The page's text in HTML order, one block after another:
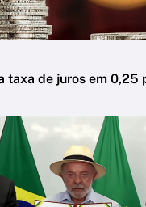
taxa de juros em 0,25